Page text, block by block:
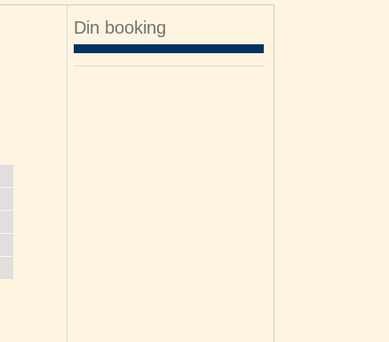
Din booking